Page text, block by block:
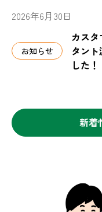
2026年6月30日
お知らせ
カス
タン
した！
新着